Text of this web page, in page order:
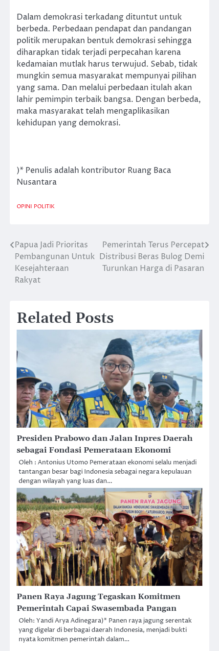
Dalam demokrasi terkadang dituntut untuk
berbeda. Perbedaan pendapat dan pandangan
politik merupakan bentuk demokrasi sehingga
diharapkan tidak terjadi perpecahan karena
kedamaian mutlak harus terwujud. Sebab, tidak
mungkin semua masyarakat mempunyai pilihan
yang sama. Dan melalui perbedaan itulah akan
lahir pemimpin terbaik bangsa. Dengan berbeda,
maka masyarakat telah mengaplikasikan
kehidupan yang demokrasi.
)* Penulis adalah kontributor Ruang Baca
Nusantara
OPINI POLITIK
Post
navigation
Papua Jadi Prioritas
Pembangunan Untuk
Kesejahteraan
Rakyat
Pemerintah Terus Percepat
Distribusi Beras Bulog Demi
Turunkan Harga di Pasaran
Related Posts
Presiden Prabowo dan Jalan Inpres Daerah
sebagai Fondasi Pemerataan Ekonomi
Oleh : Antonius Utomo Pemerataan ekonomi selalu menjadi
tantangan besar bagi Indonesia sebagai negara kepulauan
dengan wilayah yang luas dan…
Panen Raya Jagung Tegaskan Komitmen
Pemerintah Capai Swasembada Pangan
Oleh: Yandi Arya Adinegara)* Panen raya jagung serentak
yang digelar di berbagai daerah Indonesia, menjadi bukti
nyata komitmen pemerintah dalam…